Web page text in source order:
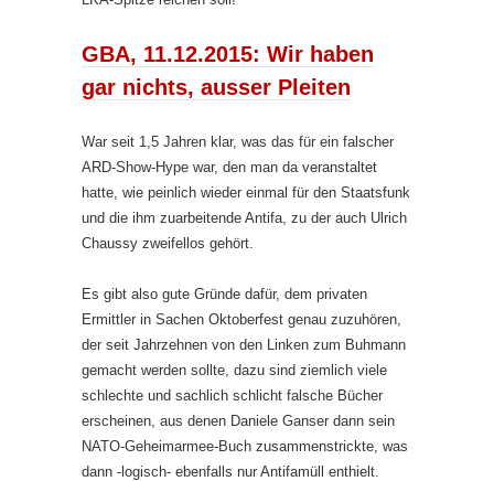
GBA, 11.12.2015: Wir haben
gar nichts, ausser Pleiten
War seit 1,5 Jahren klar, was das für ein falscher
ARD-Show-Hype war, den man da veranstaltet
hatte, wie peinlich wieder einmal für den Staatsfunk
und die ihm zuarbeitende Antifa, zu der auch Ulrich
Chaussy zweifellos gehört.
Es gibt also gute Gründe dafür, dem privaten
Ermittler in Sachen Oktoberfest genau zuzuhören,
der seit Jahrzehnen von den Linken zum Buhmann
gemacht werden sollte, dazu sind ziemlich viele
schlechte und sachlich schlicht falsche Bücher
erscheinen, aus denen Daniele Ganser dann sein
NATO-Geheimarmee-Buch zusammenstrickte, was
dann -logisch- ebenfalls nur Antifamüll enthielt.